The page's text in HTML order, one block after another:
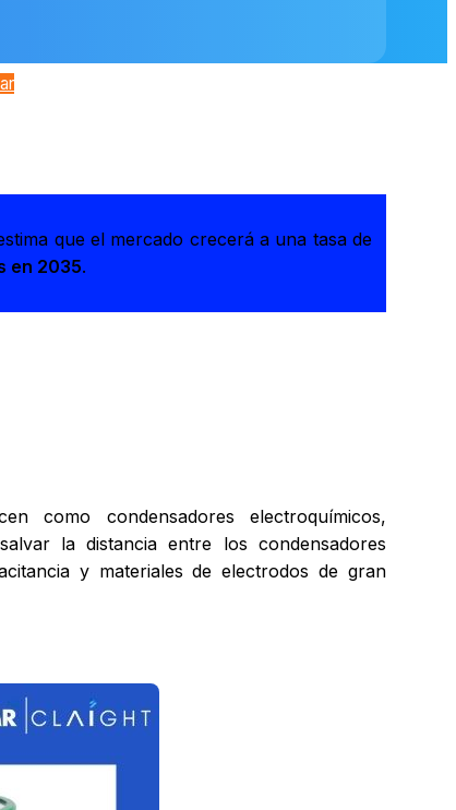
que el mercado crecerá a una tasa de
en 2035.
como condensadores electroquímicos,
la distancia entre los condensadores
y materiales de electrodos de gran